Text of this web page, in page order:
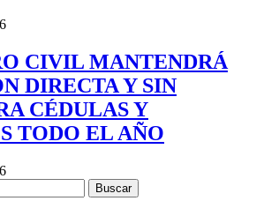
CIVIL MANTENDRÁ
DIRECTA Y SIN
CÉDULAS Y
TODO EL AÑO